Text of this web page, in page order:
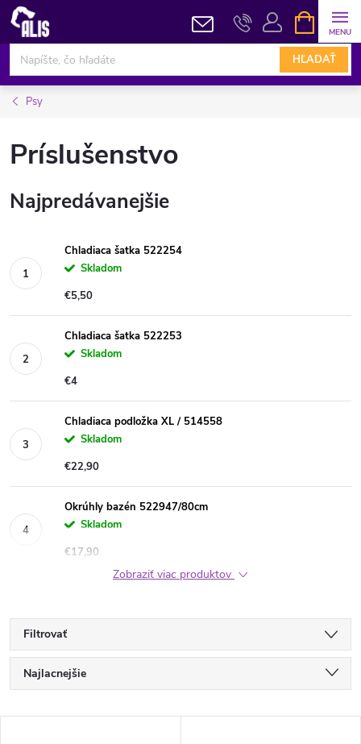
Prejsť
obsah
HĽADAŤ
KOŠÍK
Psy
Príslušenstvo
Najpredávanejšie
Chladiaca šatka 522254
Skladom
€5,50
Chladiaca šatka 522253
Skladom
€4
Chladiaca podložka XL / 514558
Skladom
€22,90
Okrúhly bazén 522947/80cm
Skladom
€17,90
Zobraziť viac produktov
Filtrovať
R
a
Najlacnejšie